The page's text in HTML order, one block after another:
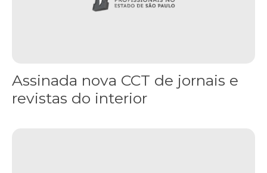
Assinada nova CCT de jornais e
revistas do interior